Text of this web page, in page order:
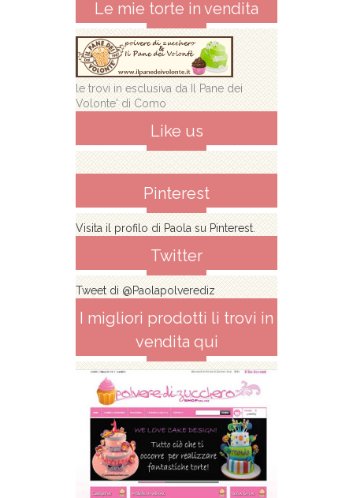
Le mie torte in vendita
le trovi in esclusiva da Il Pane dei
Volonte' di Como
Like us
Pinterest
Visita il profilo di Paola su Pinterest.
Twitter
Tweet di @Paolapolverediz
I migliori prodotti li trovi in
vendita qui